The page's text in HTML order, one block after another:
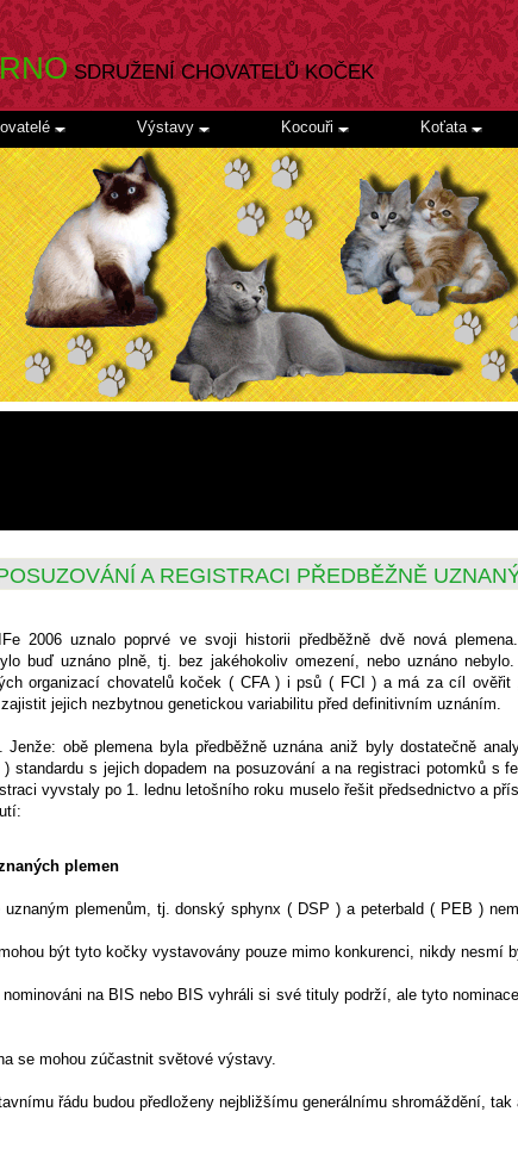
SDRUŽENÍ CHOVATELŮ KOČEK
Výstavy Kocouři Koťata
A REGISTRACI PŘEDBĚŽNĚ
2006 uznalo poprvé ve svoji historii předběžně dvě nová
buď uznáno plně, tj. bez jakéhokoliv omezení, nebo uznáno
organizací chovatelů koček ( CFA ) i psů ( FCI ) a má za cíl ověřit
jejich nezbytnou genetickou variabilitu před definitivním uznáním.
Jenže: obě plemena byla předběžně uznána aniž byly dostatečně
standardu s jejich dopadem na posuzování a na registraci potomků s
vyvstaly po 1. lednu letošního roku muselo řešit předsednictvo a
plemen
plemenům, tj. donský sphynx ( DSP ) a peterbald ( PEB )
být tyto kočky vystavovány pouze mimo konkurenci, nikdy nesmí
na BIS nebo BIS vyhráli si své tituly podrží, ale tyto
se mohou zúčastnit světové výstavy.
řádu budou předloženy nejbližšímu generálnímu shromáždění,